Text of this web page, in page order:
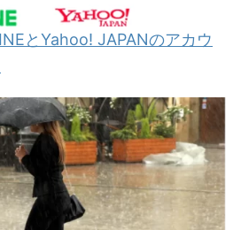
とYahoo! JAPANのアカウ